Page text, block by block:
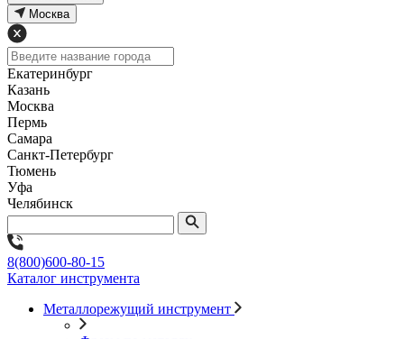
Москва
Екатеринбург
Казань
Москва
Пермь
Самара
Санкт-Петербург
Тюмень
Уфа
Челябинск
8(800)600-80-15
Каталог инструмента
Металлорежущий инструмент